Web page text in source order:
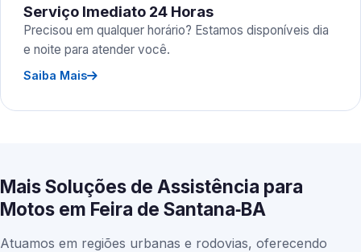
Serviço Imediato 24 Horas
Precisou em qualquer horário? Estamos disponíveis dia
e noite para atender você.
Saiba Mais
Mais Soluções de Assistência para
Motos em Feira de Santana‑BA
Atuamos em regiões urbanas e rodovias, oferecendo